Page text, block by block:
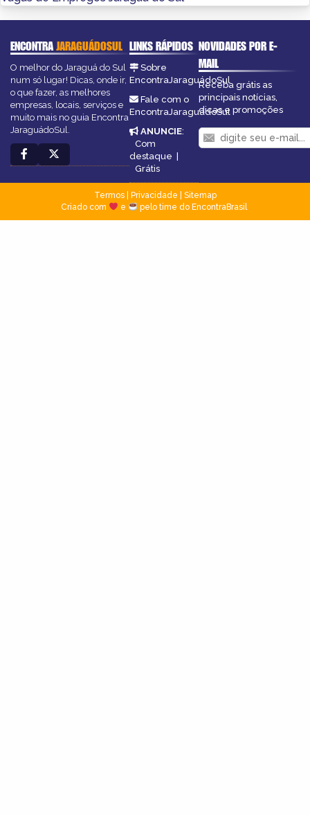
ENCONTRAJARAGUÁDOSUL
O melhor do Jaraguá do Sul
num só lugar! Dicas, onde ir,
o que fazer, as melhores
empresas, locais, serviços e
muito mais no guia Encontra
JaraguádoSul.
LINKS RÁPIDOS
Sobre
EncontraJaraguádoSul
Fale com o
EncontraJaraguádoSul
ANUNCIE:
Com
destaque
Grátis
NOVIDADES POR E-
MAIL
Receba grátis as
principais notícias,
dicas e promoções
Termos| Privacidade
Sitemap
Criado com
e pelo time do EncontraBrasil